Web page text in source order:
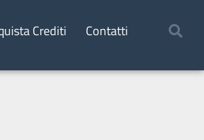
Crediti Contatti